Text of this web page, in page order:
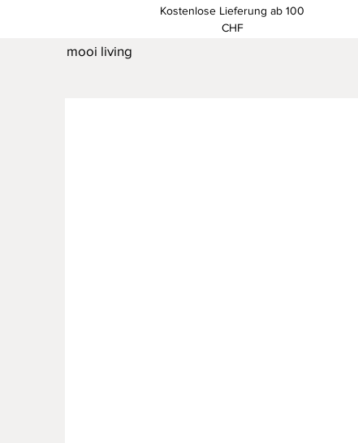
mooi living
Kostenlose Lieferung ab 100
CHF